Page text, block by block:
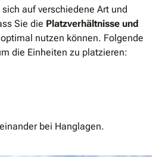
auf verschiedene Art und
Sie die Platzverhältnisse und
optimal nutzen können. Folgende
die Einheiten zu platzieren:
bei Hanglagen.